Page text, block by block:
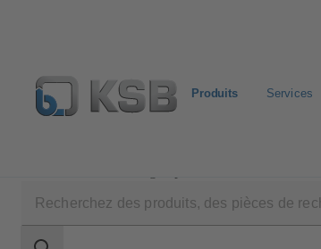
Produits Services